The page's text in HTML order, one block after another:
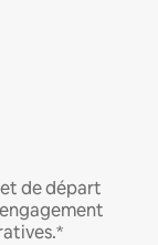
de départ